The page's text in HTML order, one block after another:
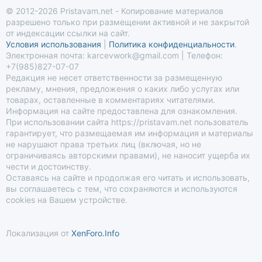
© 2012-2026 Pristavam.net - Копирование материалов
разрешено только при размещении активной и не закрытой
от индексации ссылки на сайт.
Условия использования
Политика конфиденциальности.
Электронная почта: karcevwork@gmail.com | Телефон:
+7(985)827-07-07
Редакция не несет ответственности за размещенную
рекламу, мнения, предложения о каких либо услугах или
товарах, оставленные в комментариях читателями.
Информация на сайте предоставлена для ознакомления.
При использовании сайта https://pristavam.net пользователь
гарантирует, что размещаемая им информация и материалы
не нарушают права третьих лиц (включая, но не
ограничиваясь авторскими правами), не наносит ущерба их
чести и достоинству.
Оставаясь на сайте и продолжая его читать и использовать,
вы соглашаетесь с тем, что сохраняются и используются
cookies на Вашем устройстве.
Локализация от XenForo.Info